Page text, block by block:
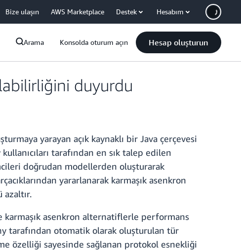
Bize ulaşın AWS Marketplace Destek Hesabım
Arama Konsolda oturum açın Hesap oluşturun
duyurdu
yarayan açık kaynaklı bir Java çerçevesi
tarafından en sık talep edilen
doğrudan modellerden oluşturarak
yararlanarak karmaşık asenkron
karmaşık asenkron alternatiflerle performans
tarafından otomatik olarak oluşturulan tür
özelliği sayesinde sağlanan protokol esnekliği